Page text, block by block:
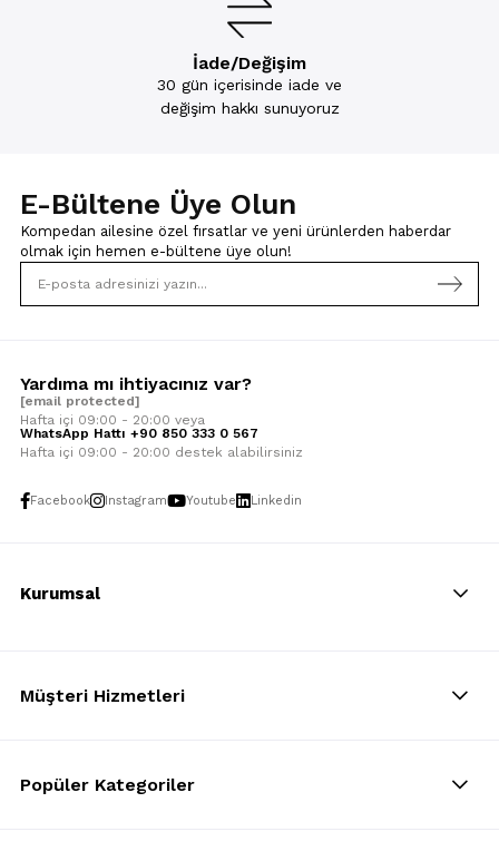
İade/Değişim
30 gün içerisinde iade ve
değişim hakkı sunuyoruz
E-Bültene Üye Olun
Kompedan ailesine özel fırsatlar ve yeni ürünlerden haberdar
olmak için hemen e-bültene üye olun!
Yardıma mı ihtiyacınız var?
[email protected]
Hafta içi 09:00 - 20:00 veya
WhatsApp Hattı +90 850 333 0 567
Hafta içi 09:00 - 20:00 destek alabilirsiniz
Facebook Instagram Youtube Linkedin
Kurumsal
Müşteri Hizmetleri
Popüler Kategoriler